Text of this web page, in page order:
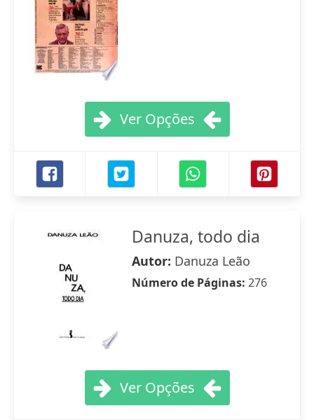
Ver Opções
Danuza, todo dia
Autor: Danuza Leão
Número de Páginas: 276
Ver Opções